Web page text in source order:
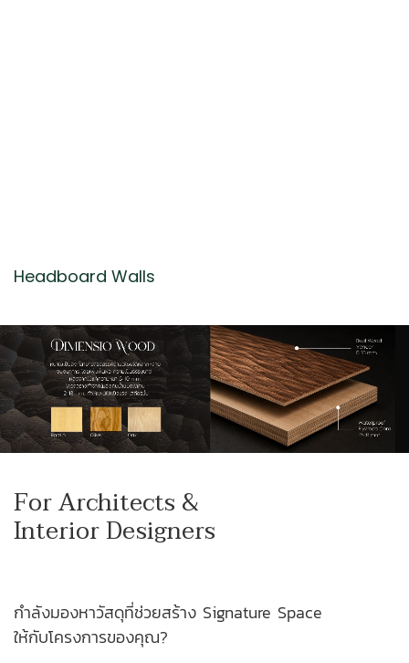
Headboard Walls
For Architects &
Interior Designers
กำลังมองหาวัสดุที่ช่วยสร้าง Signature Space
ให้กับโครงการของคุณ?